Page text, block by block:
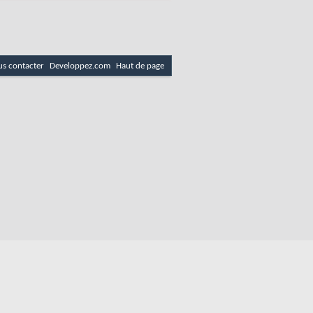
contacter Developpez.com Haut de page